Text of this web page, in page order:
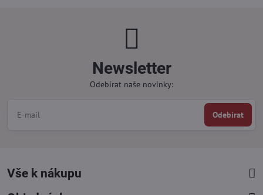
Newsletter
Odebírat naše novinky:
Odebírat
Vše k nákupu